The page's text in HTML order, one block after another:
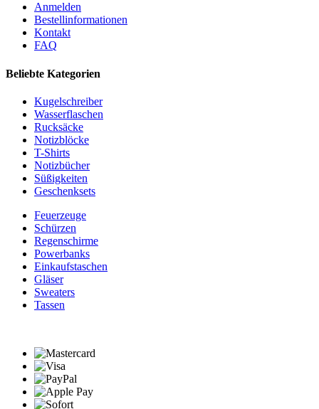
Anmelden
Bestellinformationen
Kontakt
FAQ
Beliebte Kategorien
Kugelschreiber
Wasserflaschen
Rucksäcke
Notizblöcke
T-Shirts
Notizbücher
Süßigkeiten
Geschenksets
Feuerzeuge
Schürzen
Regenschirme
Powerbanks
Einkaufstaschen
Gläser
Sweaters
Tassen